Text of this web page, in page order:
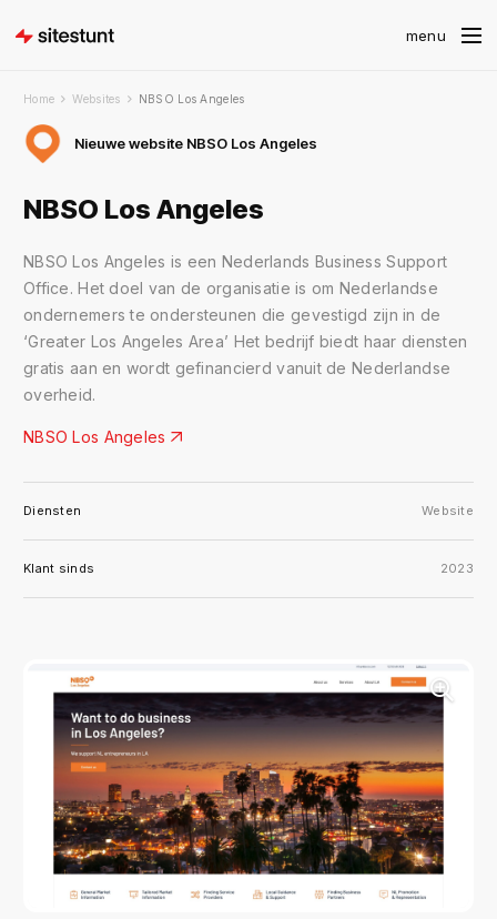
Home Websites NBSO Los Angeles
Nieuwe website NBSO Los Angeles
NBSO Los Angeles
NBSO Los Angeles is een Nederlands Business Support
Office. Het doel van de organisatie is om Nederlandse
ondernemers te ondersteunen die gevestigd zijn in de
‘Greater Los Angeles Area’ Het bedrijf biedt haar diensten
gratis aan en wordt gefinancierd vanuit de Nederlandse
overheid.
NBSO Los Angeles
Diensten Website
Klant sinds 2023